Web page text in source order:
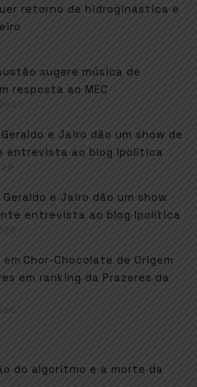
retorno de hidroginástica e
sugere música de
resposta ao MEC
Geraldo e Jairo dão um show de
entrevista ao blog Ipolítica
Geraldo e Jairo dão um show
entrevista ao blog Ipolítica
em Chor-Chocolate de Origem
em ranking da Prazeres da
do algoritmo e a morte da